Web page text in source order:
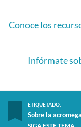
Conoce los
Infórmate
ETIQUETADO:
Sobre la